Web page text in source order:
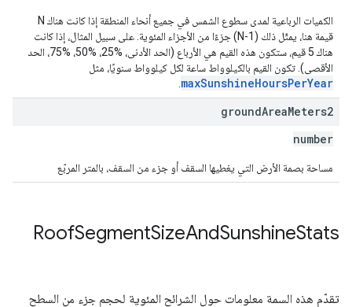
الكميات الرباعية لمدى سطوع الشمس في جميع أنحاء المنطقة إذا كانت هناك N
قيمة هنا، يمثّل ذلك (N-1) جزءًا من الأجزاء المئوية. على سبيل المثال، إذا كانت
هناك 5 قيم، ستكون هذه القيم هي الأرباع (الحد الأدنى، %25، %50، %75، الحد
الأقصى). تكون القيم بالكيلوواط ساعة لكل كيلوواط سنويًا، مثل
maxSunshineHoursPerYear
groundAreaMeters2
number
مساحة بصمة الأرض التي يغطيها السقف أو جزء من السقف، بالمتر المربّع
RoofSegmentSizeAndSunshineStats
تقدّم هذه السمة معلومات حول الشرائح المئوية لحجم جزء من السطح